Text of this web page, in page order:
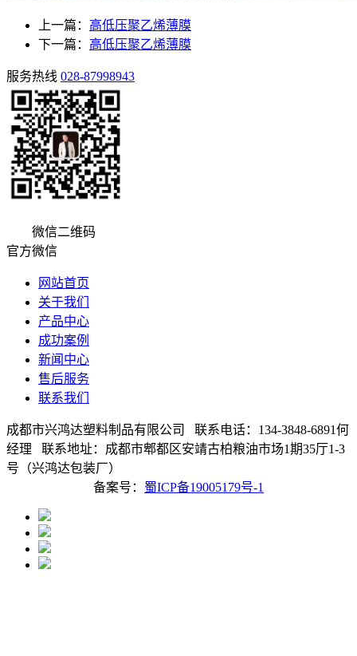
上一篇： 高低压聚乙烯薄膜
下一篇： 高低压聚乙烯薄膜
服务热线 028-87998943
微信二维码
官方微信
网站首页
关于我们
产品中心
成功案例
新闻中心
售后服务
联系我们
成都市兴鸿达塑料制品有限公司 联系电话：134-3848-6891何
经理 联系地址：成都市郫都区安靖古柏粮油市场1期35厅1-3
号（兴鸿达包装厂）
备案号： 蜀ICP备19005179号-1